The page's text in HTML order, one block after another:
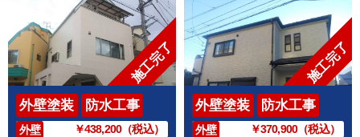
施工完了
外壁塗装 防水工事
外壁
￥438,200（税込）
施工完了
外壁塗装 防水工事
外壁
￥370,900（税込）